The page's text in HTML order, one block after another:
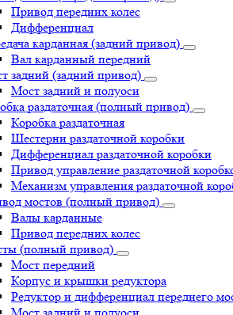
Привод передних колес
Дифференциал
карданная (задний привод)
Вал карданный передний
задний (задний привод)
Мост задний и полуоси
раздаточная (полный привод)
Коробка раздаточная
Шестерни раздаточной коробки
Дифференциал раздаточной коробки
Привод управление раздаточной
Механизм управления раздаточной
мостов (полный привод)
Валы карданные
Привод передних колес
(полный привод)
Мост передний
Корпус и крышки редуктора
Редуктор и дифференциал переднего